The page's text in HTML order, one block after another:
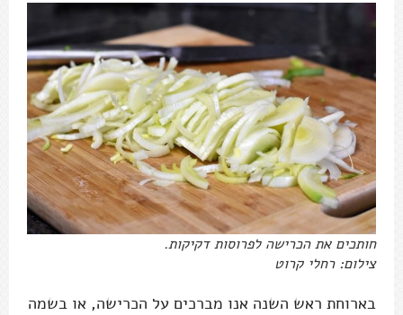
חותכים את הכרישה לפרוסות דקיקות.
צילום: רחלי קרוט
בארוחת ראש השנה אנו מברכים על הכרישה, או בשמה